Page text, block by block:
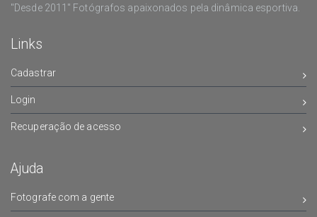
"Desde 2011" Fotógrafos apaixonados pela dinâmica esportiva.
Links
Cadastrar
Login
Recuperação de acesso
Ajuda
Fotografe com a gente